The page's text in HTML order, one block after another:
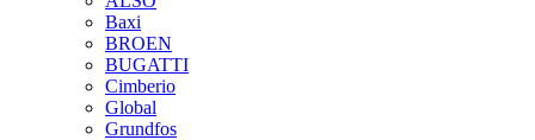
Baxi
BROEN
BUGATTI
Cimberio
Global
Grundfos